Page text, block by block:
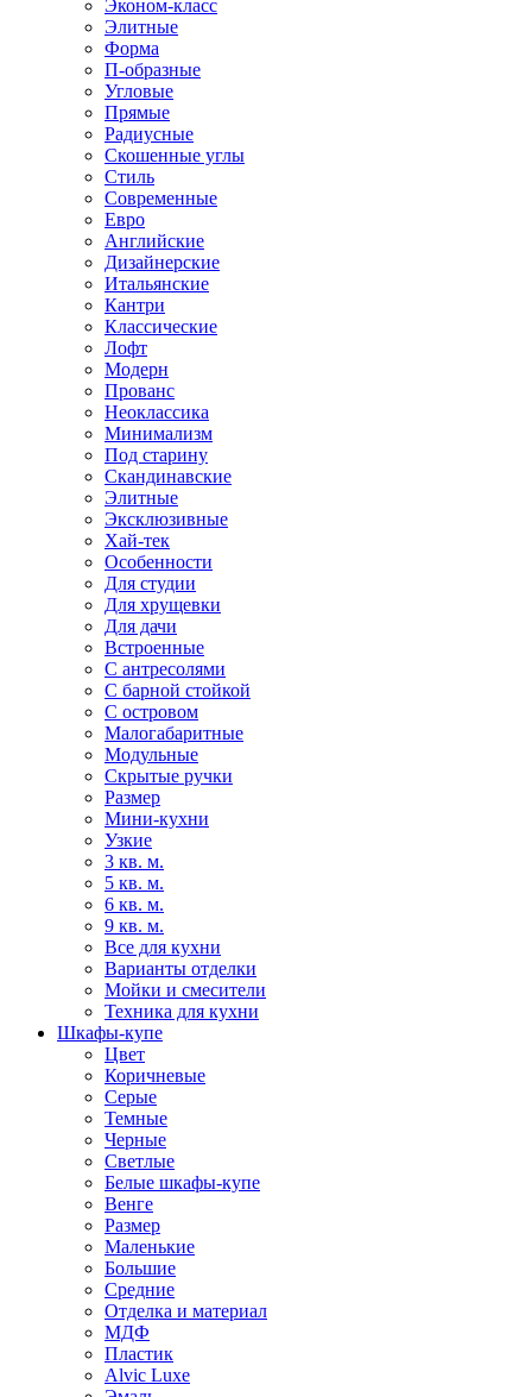
Эконом-класс
Элитные
Форма
П-образные
Угловые
Прямые
Радиусные
Скошенные углы
Стиль
Современные
Евро
Английские
Дизайнерские
Итальянские
Кантри
Классические
Лофт
Модерн
Прованс
Неоклассика
Минимализм
Под старину
Скандинавские
Элитные
Эксклюзивные
Хай-тек
Особенности
Для студии
Для хрущевки
Для дачи
Встроенные
С антресолями
С барной стойкой
С островом
Малогабаритные
Модульные
Скрытые ручки
Размер
Мини-кухни
Узкие
3 кв. м.
5 кв. м.
6 кв. м.
9 кв. м.
Все для кухни
Варианты отделки
Мойки и смесители
Техника для кухни
Шкафы-купе
Цвет
Коричневые
Серые
Темные
Черные
Светлые
Белые шкафы-купе
Венге
Размер
Маленькие
Большие
Средние
Отделка и материал
МДФ
Пластик
Alvic Luxe